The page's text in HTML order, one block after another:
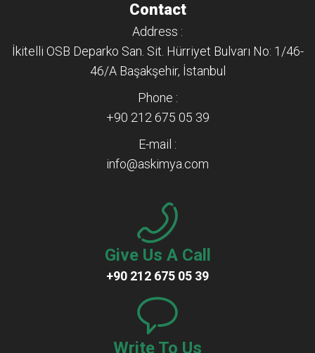
Contact
Address :
İkitelli OSB Deparko San. Sit. Hürriyet Bulvarı No: 1/46-
46/A Başakşehir, İstanbul
Phone :
+90 212 675 05 39
E-mail :
info@askimya.com
Give Us A Call
+90 212 675 05 39
Write To Us